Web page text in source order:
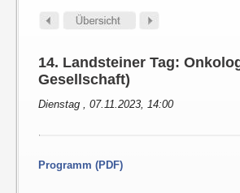
14. Landsteiner Tag:
Gesellschaft)
Dienstag , 07.11.2023, 14:00
Programm (PDF)